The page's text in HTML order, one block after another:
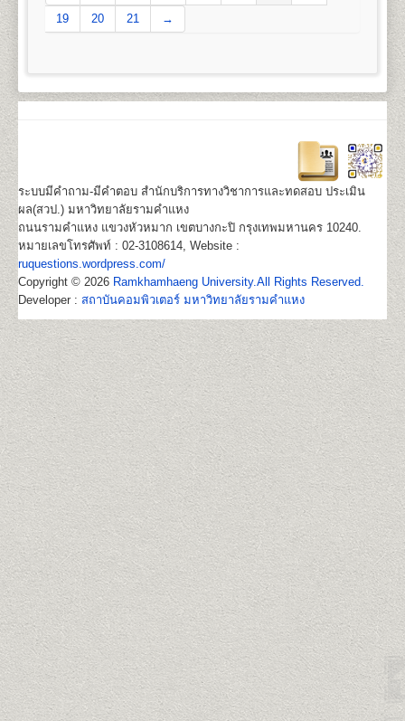
19
20 21 →
ระบบมีคำถาม-มีคำตอบ สำนักบริการทางวิชาการและทดสอบ ประเมิน
ผล(สวป.) มหาวิทยาลัยรามคำแหง
ถนนรามคำแหง แขวงหัวหมาก เขตบางกะปิ กรุงเทพมหานคร 10240.
หมายเลขโทรศัพท์ : 02-3108614, Website :
ruquestions.wordpress.com/
Copyright © 2026 Ramkhamhaeng University.All Rights Reserved.
Developer : สถาบันคอมพิวเตอร์ มหาวิทยาลัยรามคำแหง